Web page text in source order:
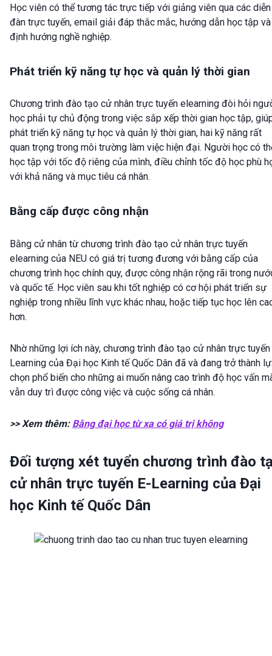
Học viên có thể tương tác trực tiếp với giảng viên qua các diễn
đàn trực tuyến, email giải đáp thắc mắc, hướng dẫn học tập và
định hướng nghề nghiệp.
Phát triển kỹ năng tự học và quản lý thời gian
Chương trình đào tạo cử nhân trực tuyến elearning đòi hỏi
học phải tự chủ động trong việc sắp xếp thời gian học tập,
phát triển kỹ năng tự học và quản lý thời gian, hai kỹ năng rất
quan trọng trong môi trường làm việc hiện đại. Người học có
học tập với tốc độ riêng của mình, điều chỉnh tốc độ học phù
với khả năng và mục tiêu cá nhân.
Bằng cấp được công nhận
Bằng cử nhân từ chương trình đào tạo cử nhân trực tuyến
elearning của NEU có giá trị tương đương với bằng cấp của
chương trình học chính quy, được công nhận rộng rãi trong
và quốc tế. Học viên sau khi tốt nghiệp có cơ hội phát triển sự
nghiệp trong nhiều lĩnh vực khác nhau, hoặc tiếp tục học lên
hơn.
Nhờ những lợi ích này, chương trình đào tạo cử nhân trực tuyến
Learning của Đại học Kinh tế Quốc Dân đã và đang trở thành
chọn phổ biến cho những ai muốn nâng cao trình độ học vấn
vẫn duy trì được công việc và cuộc sống cá nhân.
>> Xem thêm: Bằng đại học từ xa có giá trị không
Đối tượng xét tuyển chương trình đào
cử nhân trực tuyến E-Learning của Đại
học Kinh tế Quốc Dân